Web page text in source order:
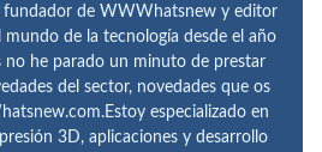
fundador de WWWhatsnew y editor
mundo de la tecnología desde el año
no he parado un minuto de prestar
del sector, novedades que os
especializado en
3D, aplicaciones y desarrollo